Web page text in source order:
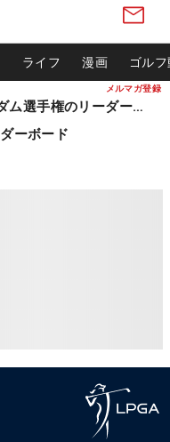
メルマガ登録
ライフ 漫画 ゴル
松山英樹ら出場 ウィンダム選手権のリーダーボード
ーボード